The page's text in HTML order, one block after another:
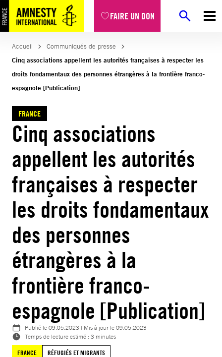
FAIRE UN DON
Aller
au
contenu
Accueil
Communiqués de presse
Cinq associations appellent les autorités françaises à respecter les
droits fondamentaux des personnes étrangères à la frontière franco-
espagnole [Publication]
FRANCE
Cinq associations
appellent les autorités
françaises à respecter
les droits fondamentaux
des personnes
étrangères à la
frontière franco-
espagnole [Publication]
Publié le09.05.2023 | Mis à jour le09.05.2023
Temps de lecture estimé : 3 minutes
FRANCE
RÉFUGIÉS ET MIGRANTS